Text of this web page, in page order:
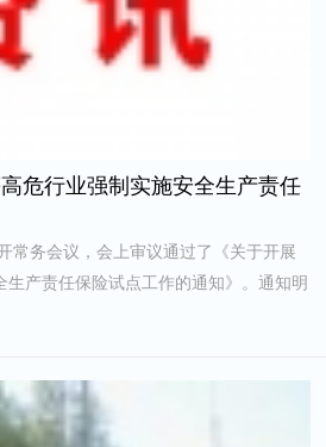
危行业强制实施安全生产责任
常务会议，会上审议通过了《关于开展
产责任保险试点工作的通知》。通知明
省范围内矿山、危险化学品、烟花爆竹